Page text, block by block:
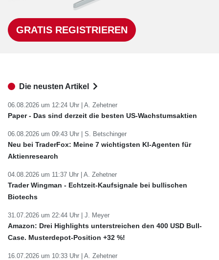
GRATIS REGISTRIEREN
Die neusten Artikel
06.08.2026 um 12:24 Uhr | A. Zehetner
Paper - Das sind derzeit die besten US-Wachstumsaktien
06.08.2026 um 09:43 Uhr | S. Betschinger
Neu bei TraderFox: Meine 7 wichtigsten KI-Agenten für
Aktienresearch
04.08.2026 um 11:37 Uhr | A. Zehetner
Trader Wingman - Echtzeit-Kaufsignale bei bullischen
Biotechs
31.07.2026 um 22:44 Uhr | J. Meyer
Amazon: Drei Highlights unterstreichen den 400 USD Bull-
Case. Musterdepot-Position +32 %!
16.07.2026 um 10:33 Uhr | A. Zehetner